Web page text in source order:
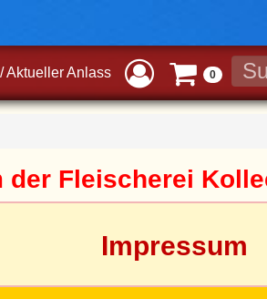
/Aktueller Anlass 0
der Fleischerei
Impressum